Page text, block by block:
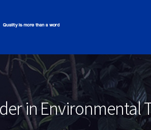
in Environmental